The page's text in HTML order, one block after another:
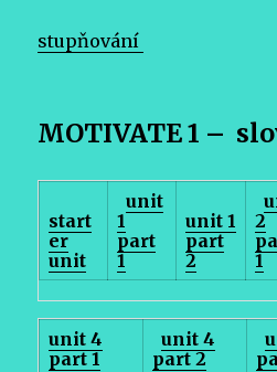
stupňování
MOTIVATE 1 –
start
er
unit
unit
1
part
1
unit 1
part
2
2
1
unit 4
part 1
unit 4
part 2